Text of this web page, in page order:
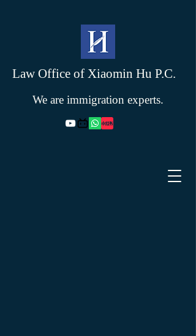
Law Office of Xiaomin Hu P.C.
We are immigration experts.